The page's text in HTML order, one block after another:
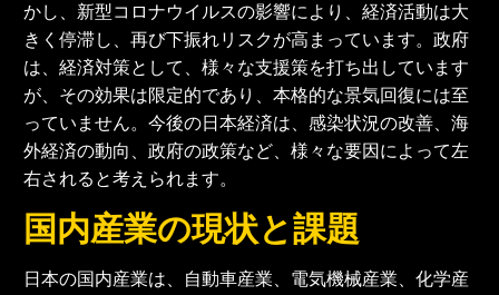
かし、新型コロナウイルスの影響により、経済活動は大
きく停滞し、再び下振れリスクが高まっています。政府
は、経済対策として、様々な支援策を打ち出しています
が、その効果は限定的であり、本格的な景気回復には至
っていません。今後の日本経済は、感染状況の改善、海
外経済の動向、政府の政策など、様々な要因によって左
右されると考えられます。
国内産業の現状と課題
日本の国内産業は、自動車産業、電気機械産業、化学産